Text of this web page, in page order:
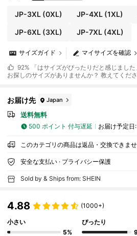
JP-3XL(0XL) JP-4XL (1XL)
JP-6XL(3XL) JP-7XL (4XL)
マイサイズを確認
サイズガイド
92% 「はサイズがぴったりだと感じました
お探しのサイズがありませんか？ 教えてくだ
お届け先 Japan
送料無料
500 ポイント 付与遅延 お届け予定日:
このカテゴリの商品は返品・交換できませ
安全な支払い · プライバシー保護
Sold by & Ships from: SHEIN
4.88 (1000+)
小さい
5%
ぴったり